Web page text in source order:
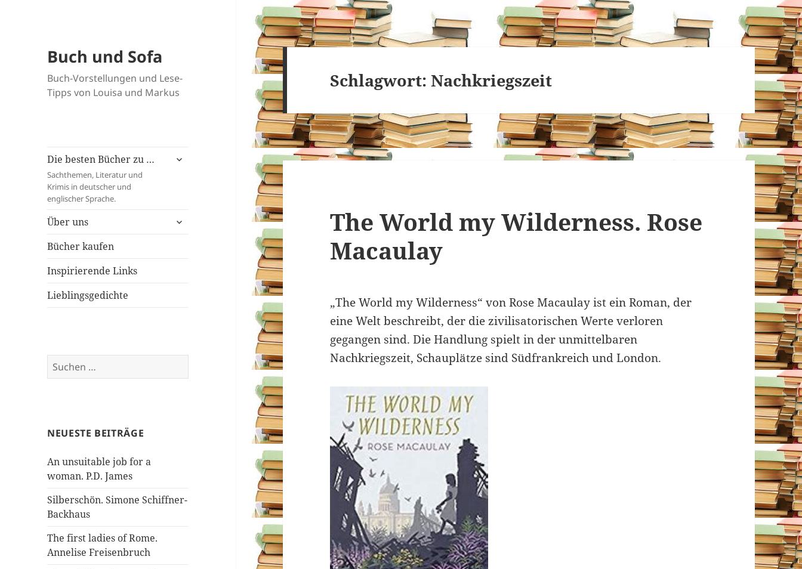
Buch und Sofa
Buch-Vorstellungen und Lese-
Tipps von Louisa und Markus
Die besten Bücher zu …
Sachthemen, Literatur und
Krimis in deutscher und
englischer Sprache.
untermenü
Über uns
untermenü
Bücher kaufen
Inspirierende Links
Lieblingsgedichte
Suchen
nach:
NEUESTE BEITRÄGE
An unsuitable job for a
woman. P.D. James
Silberschön. Simone Schiffner-
Backhaus
The first ladies of Rome.
Annelise Freisenbruch
Schlagwort:Nachkriegszeit
The World my Wilderness. Rose
Macaulay
„The World my Wilderness“ von Rose Macaulay ist ein Roman, der
eine Welt beschreibt, der die zivilisatorischen Werte verloren
gegangen sind. Die Handlung spielt in der unmittelbaren
Nachkriegszeit, Schauplätze sind Südfrankreich und London.